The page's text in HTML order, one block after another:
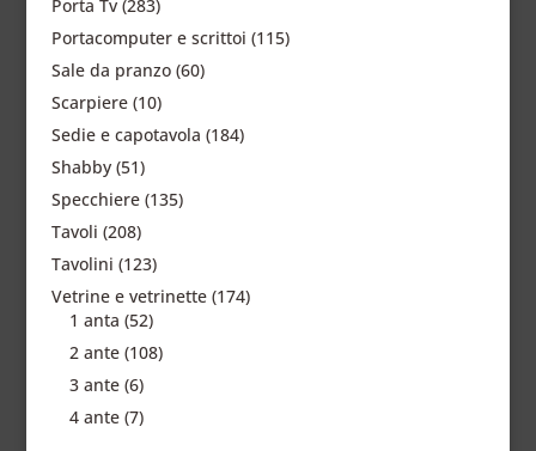
Porta Tv (283)
Portacomputer e scrittoi (115)
Sale da pranzo (60)
Scarpiere (10)
Sedie e capotavola (184)
Shabby (51)
Specchiere (135)
Tavoli (208)
Tavolini (123)
Vetrine e vetrinette (174)
1 anta (52)
2 ante (108)
3 ante (6)
4 ante (7)